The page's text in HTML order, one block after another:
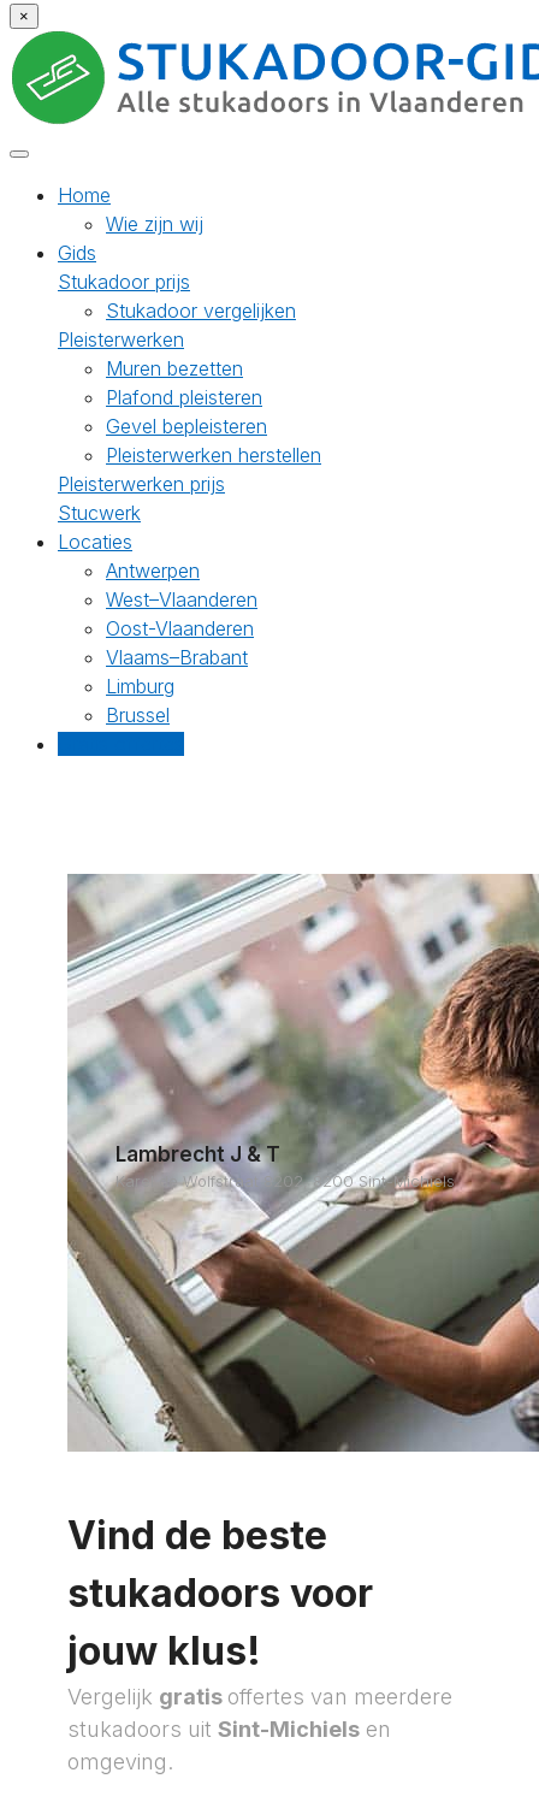
×
Home
Wie zijn wij
Gids
Stukadoor prijs
Stukadoor vergelijken
Pleisterwerken
Muren bezetten
Plafond pleisteren
Gevel bepleisteren
Pleisterwerken herstellen
Pleisterwerken prijs
Stucwerk
Locaties
Antwerpen
West–Vlaanderen
Oost-Vlaanderen
Vlaams–Brabant
Limburg
Brussel
Lambrecht J & T
Karel de Wolfstraat 8202, 8200 Sint-Michiels
Vind de beste
stukadoors voor
jouw klus!
Vergelijk gratis offertes van meerdere
stukadoors uit Sint-Michiels en
omgeving.